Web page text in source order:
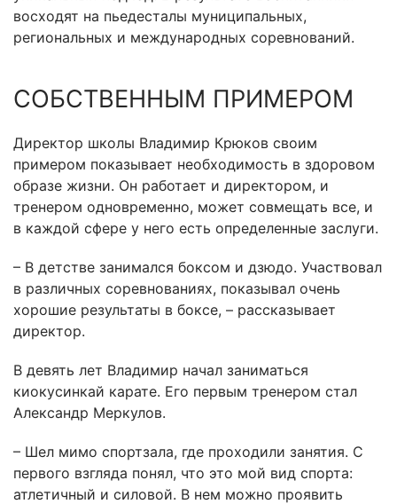
восходят на пьедесталы муниципальных,
региональных и международных соревнований.
СОБСТВЕННЫМ ПРИМЕРОМ
Директор школы Владимир Крюков своим
примером показывает необходимость в здоровом
образе жизни. Он работает и директором, и
тренером одновременно, может совмещать все, и
в каждой сфере у него есть определенные заслуги.
– В детстве занимался боксом и дзюдо. Участвовал
в различных соревнованиях, показывал очень
хорошие результаты в боксе, – рассказывает
директор.
В девять лет Владимир начал заниматься
киокусинкай карате. Его первым тренером стал
Александр Меркулов.
– Шел мимо спортзала, где проходили занятия. С
первого взгляда понял, что это мой вид спорта:
атлетичный и силовой. В нем можно проявить